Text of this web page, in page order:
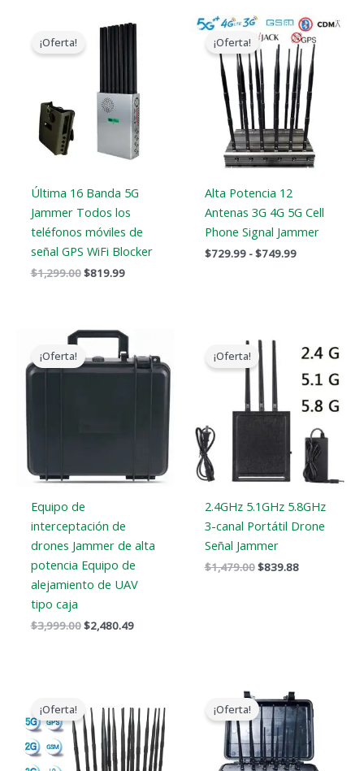
¡Oferta!
Última 16 Banda 5G
Jammer Todos los
teléfonos móviles de
señal GPS WiFi Blocker
$1,299.00
precio
original
$819.99
El
es:
¡Oferta!
Alta Potencia 12
Antenas 3G 4G 5G Cell
Phone Signal Jammer
$729.99 -$749.99
Gama
de
precios:
$729.99
a
$749.99
¡Oferta!
Equipo de
interceptación de
drones Jammer de alta
potencia Equipo de
alejamiento de UAV
tipo caja
$3,999.00
El
original
era:
$2,480.49
actual
es:
$2,480.49.
¡Oferta!
2.4GHz 5.1GHz 5.8GHz
3-canal Portátil Drone
Señal Jammer
$1,479.00
precio
original
era:
$1,479.00.
$839.88
precio
actual
es:
$839.88.
¡Oferta! original
era:
$1,399.00.
actual
es:
$719.88.
¡Oferta!
precio
original
era:
$3,999.00.
precio
actual
es:
$2,499.99.